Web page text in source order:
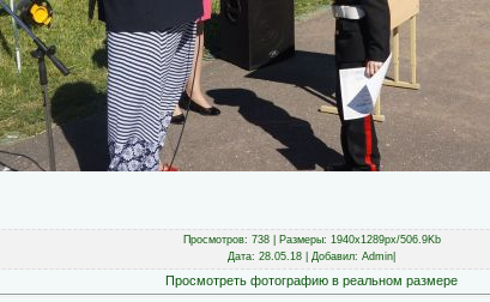
Просмотров: 738 | Размеры: 1940x1289px/506.9Kb
Дата: 28.05.18 | Добавил: Admin
Просмотреть фотографию в реальном размере